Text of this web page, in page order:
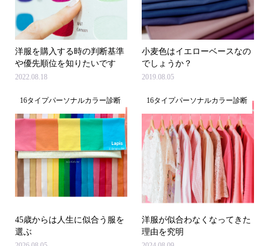
洋服を購入する時の判断基準
や優先順位を知りたいです
2022.08.18
小麦色はイエローベースなの
でしょうか？
2019.08.05
16タイプパーソナルカラー診断
45歳からは人生に似合う服を
選ぶ
16タイプパーソナルカラー診断
洋服が似合わなくなってきた
理由を究明